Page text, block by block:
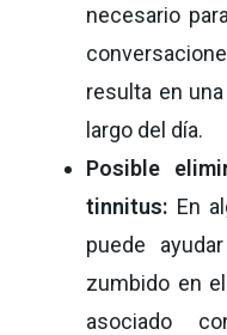
necesario
resulta en
largo del día.
Posible
tinnitus: En
puede
zumbido en
asociado